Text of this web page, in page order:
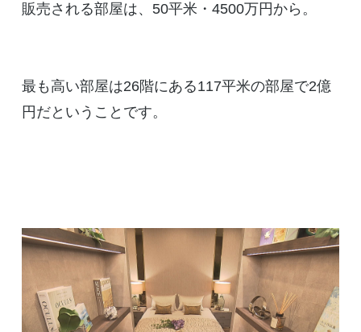
販売される部屋は、50平米・4500万円から。
最も高い部屋は26階にある117平米の部屋で2億
円だということです。